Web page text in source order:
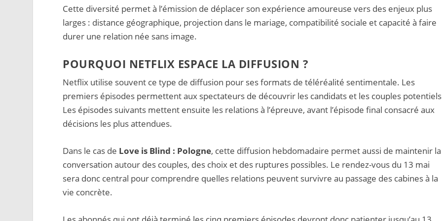
Cette diversité permet à l’émission de déplacer son expérience amoureuse vers des enjeux plus
larges : distance géographique, projection dans le mariage, compatibilité sociale et capacité à faire
durer une relation née sans image.
POURQUOI NETFLIX ESPACE LA DIFFUSION ?
Netflix utilise souvent ce type de diffusion pour ses formats de téléréalité sentimentale. Les
premiers épisodes permettent aux spectateurs de découvrir les candidats et les couples
Les épisodes suivants mettent ensuite les relations à l’épreuve, avant l’épisode final consacré aux
décisions les plus attendues.
Dans le cas de Love is Blind : Pologne, cette diffusion hebdomadaire permet aussi de maintenir la
conversation autour des couples, des choix et des ruptures possibles. Le rendez-vous du 13 mai
sera donc central pour comprendre quelles relations peuvent survivre au passage des cabines à la
vie concrète.